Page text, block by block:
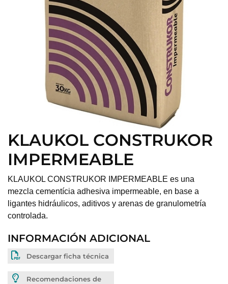
KLAUKOL CONSTRUKOR
IMPERMEABLE
KLAUKOL CONSTRUKOR IMPERMEABLE es una
mezcla cementícia adhesiva impermeable, en base a
ligantes hidráulicos, aditivos y arenas de granulometría
controlada.
INFORMACIÓN ADICIONAL
Descargar ficha técnica
Recomendaciones de